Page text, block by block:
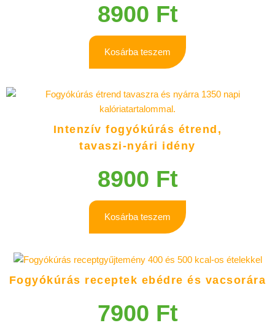
8900 Ft
Kosárba teszem
Intenzív fogyókúrás étrend,
tavaszi-nyári idény
8900 Ft
Kosárba teszem
Fogyókúrás receptek ebédre és vacsorára
7900 Ft